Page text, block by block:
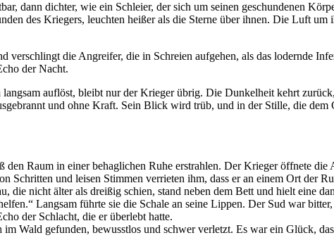
dann dichter, wie ein Schleier, der sich um seinen geschundenen
des Kriegers, leuchten heißer als die Sterne über ihnen. Die Luft
verschlingt die Angreifer, die in Schreien aufgehen, als das lodernde
der Nacht.
auflöst, bleibt nur der Krieger übrig. Die Dunkelheit kehrt
und ohne Kraft. Sein Blick wird trüb, und in der Stille, die
den Raum in einer behaglichen Ruhe erstrahlen. Der Krieger öffnete
Schritten und leisen Stimmen verrieten ihm, dass er an einem Ort der
die nicht älter als dreißig schien, stand neben dem Bett und hielt eine
Langsam führte sie die Schale an seine Lippen. Der Sud war
der Schlacht, die er überlebt hatte.
Wald gefunden, bewusstlos und schwer verletzt. Es war ein Glück,